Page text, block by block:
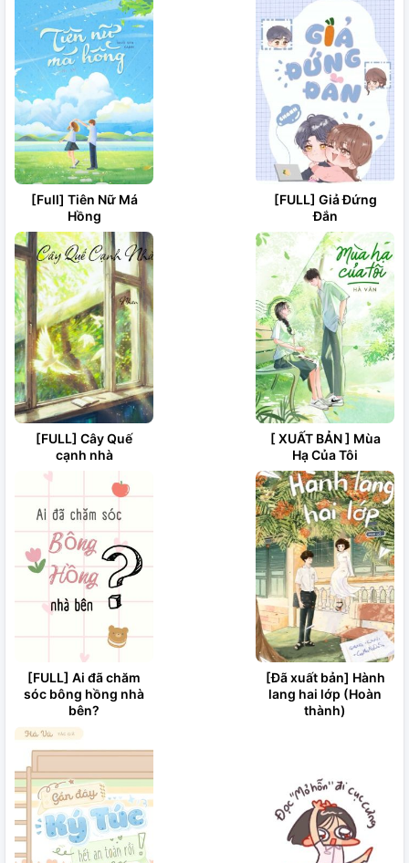
[Full] Tiên Nữ Má
Hồng
[FULL] Giả Đứng
Đắn
[FULL] Cây Quế
cạnh nhà
[ XUẤT BẢN ] Mùa
Hạ Của Tôi
[FULL] Ai đã chăm
sóc bông hồng nhà
bên?
[Đã xuất bản] Hành
lang hai lớp (Hoàn
thành)